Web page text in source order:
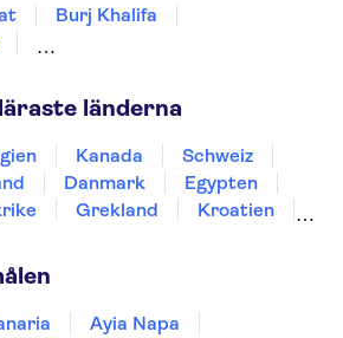
Burj Khalifa
Mosque
Abu Dhabi
The Palm Jumeirah
Sky Views Dubai
länderna
Kanada
Schweiz
Danmark
Egypten
Grekland
Kroatien
Ayia Napa